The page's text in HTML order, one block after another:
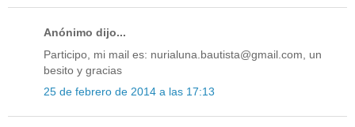
Anónimo dijo...
Participo, mi mail es: nurialuna.bautista@gmail.com, un
besito y gracias
25 de febrero de 2014 a las 17:13